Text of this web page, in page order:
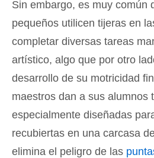
Sin embargo, es muy común
pequeños utilicen tijeras en
completar diversas tareas
artístico, algo que por otro
desarrollo de su motricidad
maestros dan a sus alumnos
especialmente diseñadas
recubiertas en una carcasa
elimina el peligro de las